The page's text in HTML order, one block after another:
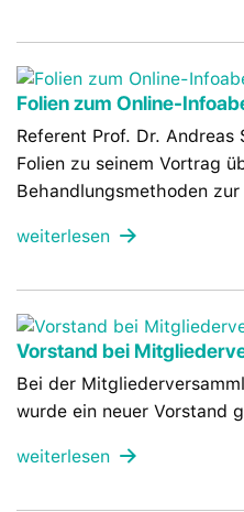
Folien zum Online-
Referent Prof. Dr.
Folien zu seinem Vortrag
Behandlungsmethoden
weiterlesen
Vorstand bei
Bei der
wurde ein neuer Vorstand
weiterlesen